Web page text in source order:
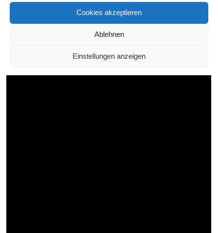
Cookies akzeptieren
Ablehnen
Einstellungen anzeigen
Malerei und orientalisch-spanische
Klänge im Atelier Dieter Franke: